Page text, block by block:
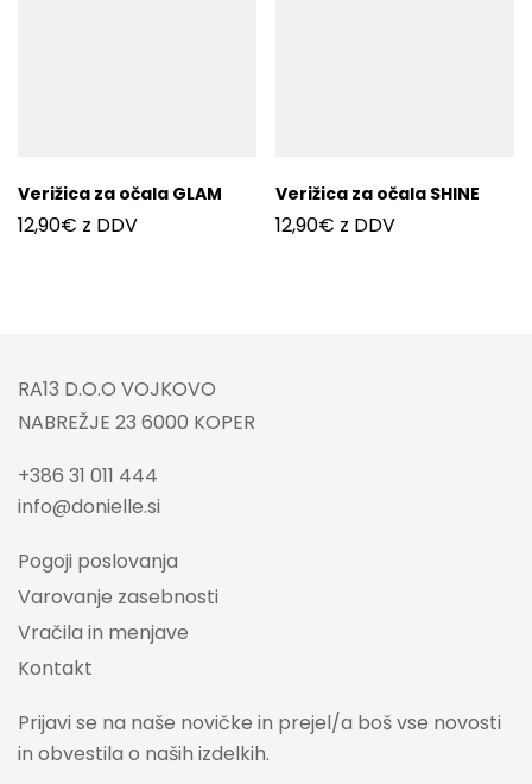
Verižica za očala GLAM
12,90€ z DDV
Verižica za očala SHINE
12,90€ z DDV
RA13 D.O.O VOJKOVO
NABREŽJE 23 6000 KOPER
+386 31 011 444
info@donielle.si
Pogoji poslovanja
Varovanje zasebnosti
Vračila in menjave
Kontakt
Prijavi se na naše novičke in prejel/a boš vse novosti
in obvestila o naših izdelkih.